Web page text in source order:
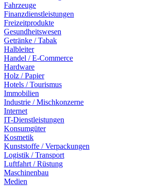
Fahrzeuge
Finanzdienstleistungen
Freizeitprodukte
Gesundheitswesen
Getränke / Tabak
Halbleiter
Handel / E-Commerce
Hardware
Holz / Papier
Hotels / Tourismus
Immobilien
Industrie / Mischkonzerne
Internet
IT-Dienstleistungen
Konsumgüter
Kosmetik
Kunststoffe / Verpackungen
Logistik / Transport
Luftfahrt / Rüstung
Maschinenbau
Medien